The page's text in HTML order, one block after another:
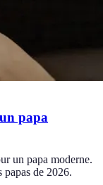
papa
un papa moderne.
de 2026.